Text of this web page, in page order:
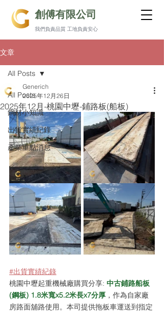
創傅有限公司
我們負責品質 工地負責安心
文章
All Posts
鋼材小知識
出貨實績紀錄
產業重點消息
All Posts
2025年12月-桃園中壢-鋪路板(船板)
Generich
2025年12月26日
#出貨實績紀錄
桃園中壢起重機械廠購買分享: 中古鋪路船板
(鋼板) 1.8米寬x5.2米長x7分厚 ，作為自家廠
房路面舖路使用。本司提供拖板車運送到指定